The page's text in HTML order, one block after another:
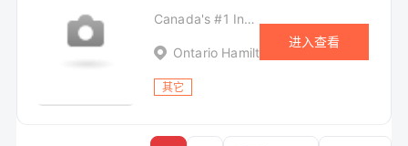
Canada's #1 Indoor Haunted Scream Park 加拿大第一室内鬼屋
Ontario Hamilton 270 Longwood Rd S.
其它
进入查看